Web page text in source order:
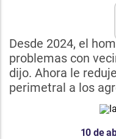
Desde 2024, el
problemas con
dijo. Ahora le
perimetral a los
10 de